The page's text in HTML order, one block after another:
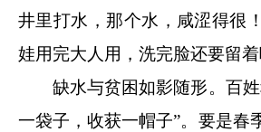
井里打水，那个水，咸涩得很
娃用完大人用，洗完脸还要留
缺水与贫困如影随形。百姓
一袋子，收获一帽子”。要是春